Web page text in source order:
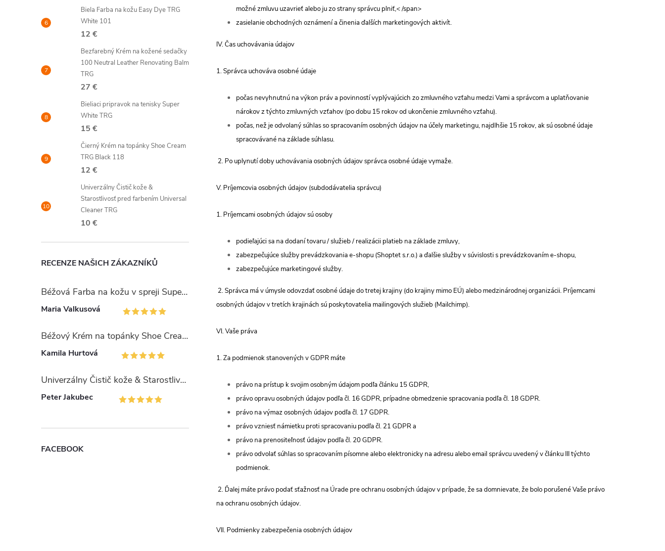
Biela Farba na kožu Easy Dye TRG
White 101
12 €
Bezfarebný Krém na kožené sedačky
100 Neutral Leather Renovating Balm
TRG
27 €
Bieliaci pripravok na tenisky Super
White TRG
15 €
Čierný Krém na topánky Shoe Cream
TRG Black 118
12 €
Univerzálny Čistič kože &
Starostlivosť pred farbením Universal
Cleaner TRG
10 €
RECENZE NAŠICH ZÁKAZNÍKŮ
Béžová Farba na kožu v spreji Super Color TRG Vanilla 355
Maria Valkusová
Béžový Krém na topánky Shoe Cream TRG Beige 130
Kamila Hurtová
Univerzálny Čistič kože & Starostlivosť pred farbením Universal Cleaner TRG
Peter Jakubec
FACEBOOK
možné zmluvu uzavrieť alebo ju zo strany správcu plniť,< /span>
zasielanie obchodných oznámení a činenia ďalších marketingových aktivít.
IV. Čas uchovávania údajov
1. Správca uchováva osobné údaje
počas nevyhnutnú na výkon práv a povinností vyplývajúcich zo zmluvného vzťahu medzi Vami a správcom a uplatňovanie
nárokov z týchto zmluvných vzťahov (po dobu 15 rokov od ukončenie zmluvného vzťahu).
počas, než je odvolaný súhlas so spracovaním osobných údajov na účely marketingu, najdlhšie 15 rokov, ak sú osobné údaje
spracovávané na základe súhlasu.
2. Po uplynutí doby uchovávania osobných údajov správca osobné údaje vymaže.
V. Príjemcovia osobných údajov (subdodávatelia správcu)
1. Príjemcami osobných údajov sú osoby
podieľajúci sa na dodaní tovaru / služieb / realizácii platieb na základe zmluvy,
zabezpečujúce služby prevádzkovania e-shopu (Shoptet s.r.o.) a ďalšie služby v súvislosti s prevádzkovaním e-shopu,
zabezpečujúce marketingové služby.
2. Správca má v úmysle odovzdať osobné údaje do tretej krajiny (do krajiny mimo EÚ) alebo medzinárodnej organizácii. Príjemcami
osobných údajov v tretích krajinách sú poskytovatelia mailingových služieb (Mailchimp).
VI. Vaše práva
1. Za podmienok stanovených v GDPR máte
právo na prístup k svojim osobným údajom podľa článku 15 GDPR,
právo opravu osobných údajov podľa čl. 16 GDPR, prípadne obmedzenie spracovania podľa čl. 18 GDPR.
právo na výmaz osobných údajov podľa čl. 17 GDPR.
právo vzniesť námietku proti spracovaniu podľa čl. 21 GDPR a
právo na prenositeľnosť údajov podľa čl. 20 GDPR.
právo odvolať súhlas so spracovaním písomne alebo elektronicky na adresu alebo email správcu uvedený v článku III týchto
podmienok.
2. Ďalej máte právo podať sťažnosť na Úrade pre ochranu osobných údajov v prípade, že sa domnievate, že bolo porušené Vaše právo
na ochranu osobných údajov.
VII. Podmienky zabezpečenia osobných údajov